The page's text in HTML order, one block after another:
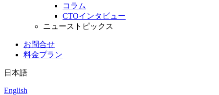
コラム
CTOインタビュー
ニューストピックス
お問合せ
料金プラン
日本語
English